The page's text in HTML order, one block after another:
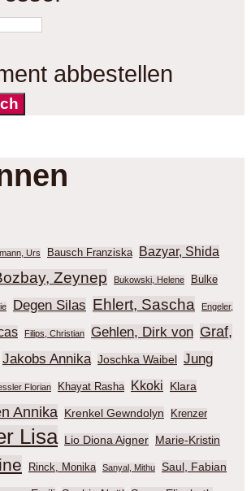
abbestellen
Urs Bausch Franziska Bazyar, Shida
Zeynep Bukowski, Helene Bulke
Degen Silas Ehlert, Sascha Engeler,
Filips, Christian Gehlen, Dirk von Graf,
Jakobs Annika Joschka Waibel Jung
Florian Khayat Rasha Kkoki Klara
Annika Krenkel Gewndolyn Krenzer
Lisa Lio Diona Aigner Marie-Kristin
Rinck, Monika Sanyal, Mithu Saul, Fabian